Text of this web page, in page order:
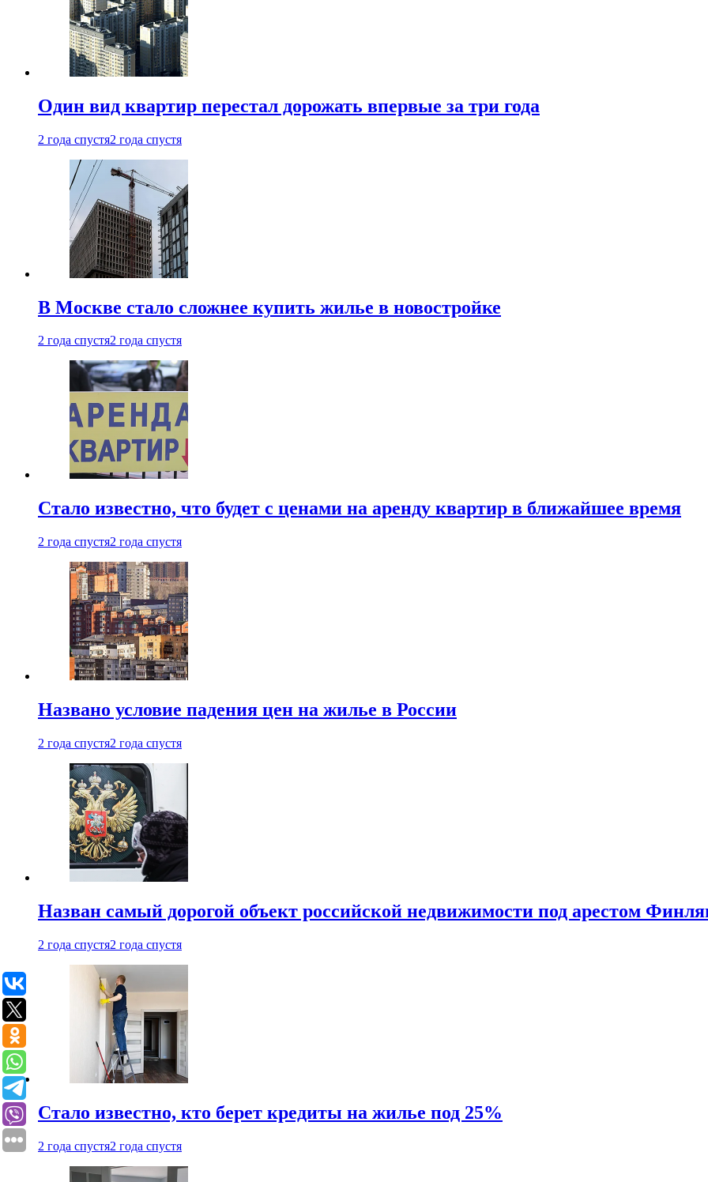
Один вид квартир перестал дорожать впервые за три года
2 года спустя2 года спустя
В Москве стало сложнее купить жилье в новостройке
2 года спустя2 года спустя
Стало известно, что будет с ценами на аренду квартир в ближайшее время
2 года спустя2 года спустя
Названо условие падения цен на жилье в России
2 года спустя2 года спустя
Назван самый дорогой объект российской недвижимости под арестом
2 года спустя2 года спустя
Стало известно, кто берет кредиты на жилье под 25%
2 года спустя2 года спустя